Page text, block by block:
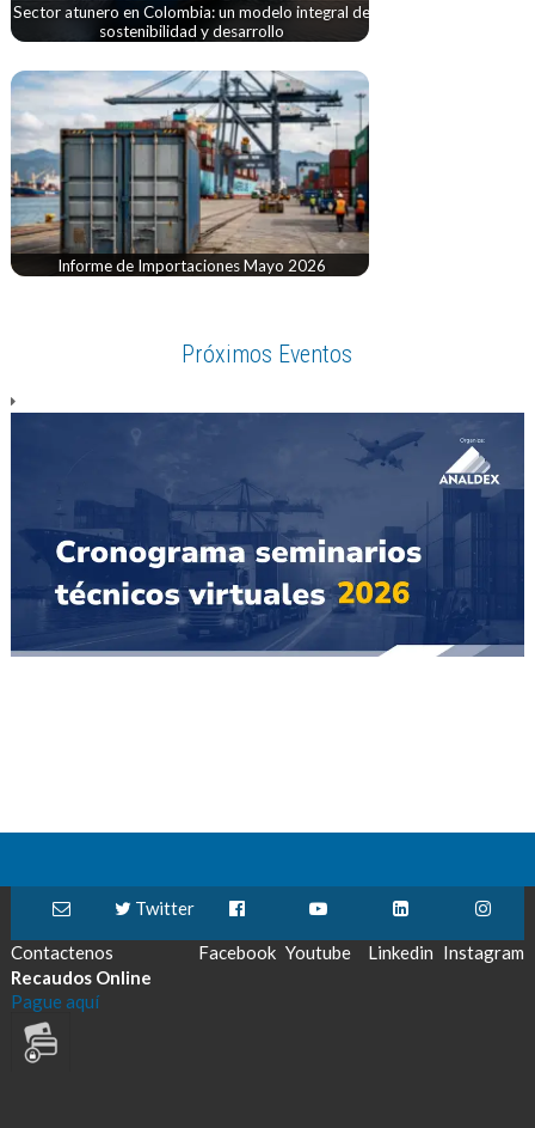
Sector atunero en Colombia: un modelo integral de
sostenibilidad y desarrollo
Informe de Importaciones Mayo 2026
Próximos Eventos
Contactenos
Twitter
Facebook Youtube Linkedin Instagram
Recaudos Online
Pague aquí